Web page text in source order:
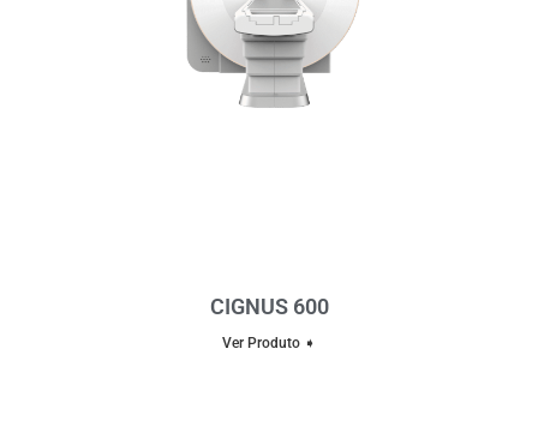
CIGNUS 600
Ver Produto ➧